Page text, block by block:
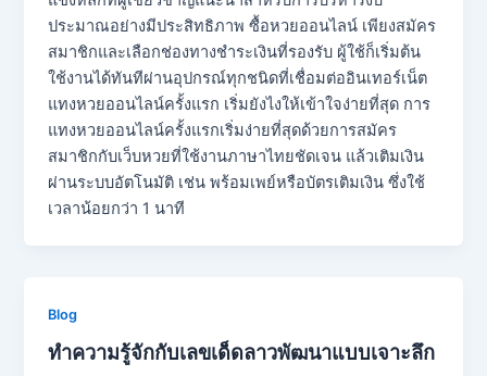
ประมาณอย่างมีประสิทธิภาพ ซื้อหวยออนไลน์ เพียงสมัคร
สมาชิกและเลือกช่องทางชำระเงินที่รองรับ ผู้ใช้ก็เริ่มต้น
ใช้งานได้ทันทีผ่านอุปกรณ์ทุกชนิดที่เชื่อมต่ออินเทอร์เน็ต
แทงหวยออนไลน์ครั้งแรก เริ่มยังไงให้เข้าใจง่ายที่สุด การ
แทงหวยออนไลน์ครั้งแรกเริ่มง่ายที่สุดด้วยการสมัคร
สมาชิกกับเว็บหวยที่ใช้งานภาษาไทยชัดเจน แล้วเติมเงิน
ผ่านระบบอัตโนมัติ เช่น พร้อมเพย์หรือบัตรเติมเงิน ซึ่งใช้
เวลาน้อยกว่า 1 นาที
Blog
ทำความรู้จักกับเลขเด็ดลาวพัฒนาแบบเจาะลึก